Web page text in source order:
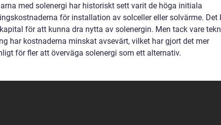
med solenergi har historiskt sett varit de höga initiala
för installation av solceller eller solvärme. Det
för att kunna dra nytta av solenergin. Men tack vare
har kostnaderna minskat avsevärt, vilket har gjort det mer
för fler att överväga solenergi som ett alternativ.